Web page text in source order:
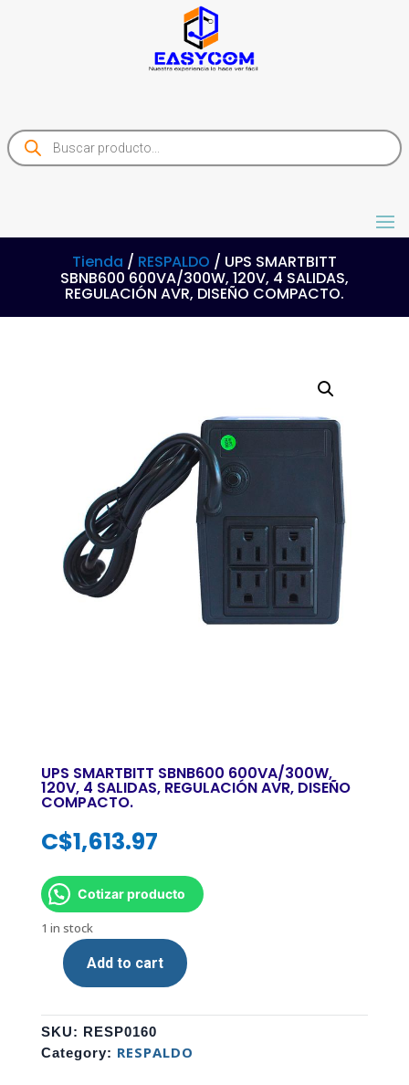
Products
search
Tienda / RESPALDO / UPS SMARTBITT
SBNB600 600VA/300W, 120V, 4 SALIDAS,
REGULACIÓN AVR, DISEÑO COMPACTO.
UPS SMARTBITT SBNB600 600VA/300W,
120V, 4 SALIDAS, REGULACIÓN AVR, DISEÑO
COMPACTO.
C$1,613.97
Cotizar producto
1 in stock
UPS
SMARTBITT
SBNB600
600VA/300W,
120V,
Add to cart
SKU: RESP0160
Category: RESPALDO